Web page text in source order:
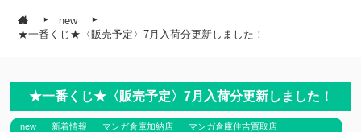
new
★一番くじ★〈販売予定〉7月入荷分更新しました！
★一番くじ★〈販売予定〉7月入荷分更新しました！
new 新着情報 マンガ倉庫加納店
マンガ倉庫住吉買取店